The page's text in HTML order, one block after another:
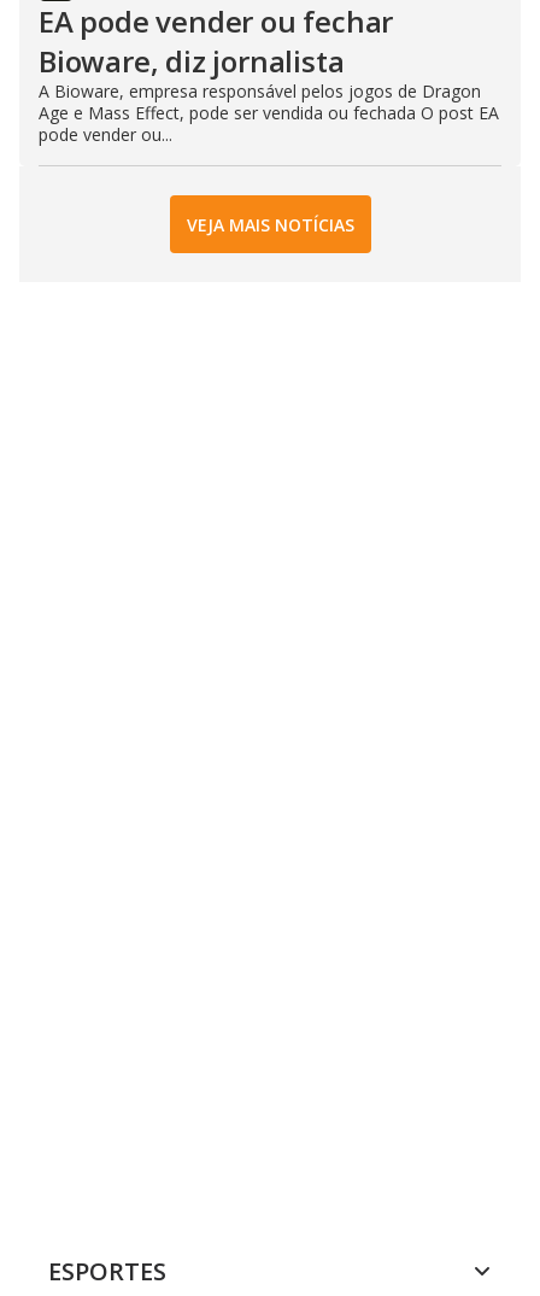
EA pode vender ou fechar
Bioware, diz jornalista
A Bioware, empresa responsável pelos jogos de Dragon
Age e Mass Effect, pode ser vendida ou fechada O post EA
pode vender ou...
VEJA MAIS NOTÍCIAS
ESPORTES